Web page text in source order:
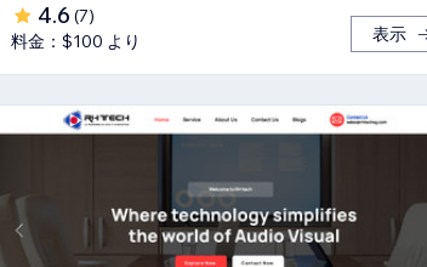
4.6 (7)
料金：$100 より
表示